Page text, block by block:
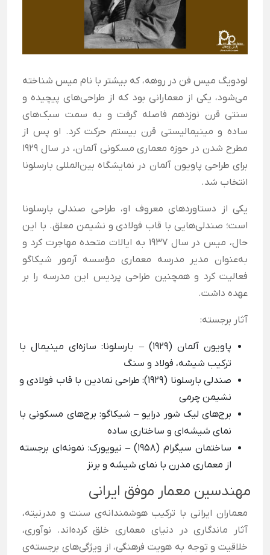
لودویگ میس فن در روهه، که بیشتر با نام میس شناخته
می‌شود، یکی از معمارانی بود که از طراحی‌های پیچیده و
سنتی قرن نوزدهم فاصله گرفت و به سمت سبک‌های
ساده و مینیمالیستی قرن بیستم حرکت کرد. او پس از
مطرح شدن در حوزه معماری مسکونی آلمان، در سال 1929
برای طراحی پاویون آلمان در نمایشگاه بین‌المللی بارسلونا
انتخاب شد.
یکی از دستاوردهای معروف او، طراحی صندلی بارسلونا
است؛ صندلی‌هایی با قاب فولادی و نشیمن معلق. با این
حال، میس در سال 1937 به ایالات متحده مهاجرت کرد و
به‌عنوان مدیر مدرسه معماری مؤسسه آرمور شیکاگو
فعالیت کرد و همچنین طراحی پردیس این مدرسه را بر
عهده داشت.
آثار برجسته:
پاویون آلمان (1929) – بارسلونا: سازه‌ای مینیمال با
ترکیب شیشه، فولاد و سنگ
صندلی بارسلونا (1929): طراحی نمادین با قاب فولادی و
نشیمن چرمی
برج‌های لیک شور درایو – شیکاگو: برج‌های مسکونی با
نمای شیشه‌ای و ساختاری ساده
ساختمان سیگرام (1958)
– نیویورک: نمونه‌ای برجسته
از معماری مدرن با نمای شیشه و برنز
مهندسین معمار موفق ایرانی
معماران ایرانی با ترکیب هوشمندانه‌ی سنت و مدرنیته،
آثار ماندگاری در دنیای معماری خلق کرده‌اند. نوآوری،
خلاقیت و توجه به هویت فرهنگی، از ویژگی‌های برجسته‌ی